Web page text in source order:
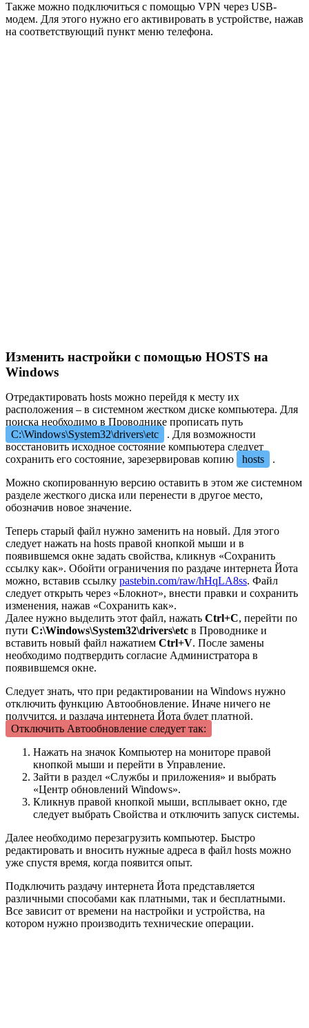
Также можно подключиться с помощью VPN через USB-
модем. Для этого нужно его активировать в устройстве, нажав
на соответствующий пункт меню телефона.
Изменить настройки с помощью HOSTS на
Windows
Отредактировать hosts можно перейдя к месту их
расположения – в системном жестком диске компьютера. Для
поиска необходимо в Проводнике прописать путь
C:\Windows\System32\drivers\etc
. Для возможности
восстановить исходное состояние компьютера следует
сохранить его состояние, зарезервировав копию
hosts
.
Можно скопированную версию оставить в этом же системном
разделе жесткого диска или перенести в другое место,
обозначив новое значение.
Теперь старый файл нужно заменить на новый. Для этого
следует нажать на hosts правой кнопкой мыши и в
появившемся окне задать свойства, кликнув «Сохранить
ссылку как». Обойти ограничения по раздаче интернета Йота
можно, вставив ссылку pastebin.com/raw/hHqLA8ss. Файл
следует открыть через «Блокнот», внести правки и сохранить
изменения, нажав «Сохранить как».
Далее нужно выделить этот файл, нажать Ctrl+C, перейти по
пути C:\Windows\System32\drivers\etc в Проводнике и
вставить новый файл нажатием Ctrl+V. После замены
необходимо подтвердить согласие Администратора в
появившемся окне.
Следует знать, что при редактировании на Windows нужно
отключить функцию Автообновление. Иначе ничего не
получится, и раздача интернета Йота будет платной.
Отключить Автообновление следует так:
Нажать на значок Компьютер на мониторе правой
кнопкой мыши и перейти в Управление.
Зайти в раздел «Службы и приложения» и выбрать
«Центр обновлений Windows».
Кликнув правой кнопкой мыши, всплывает окно, где
следует выбрать Свойства и отключить запуск системы.
Далее необходимо перезагрузить компьютер. Быстро
редактировать и вносить нужные адреса в файл hosts можно
уже спустя время, когда появится опыт.
Подключить раздачу интернета Йота представляется
различными способами как платными, так и бесплатными.
Все зависит от времени на настройки и устройства, на
котором нужно производить технические операции.